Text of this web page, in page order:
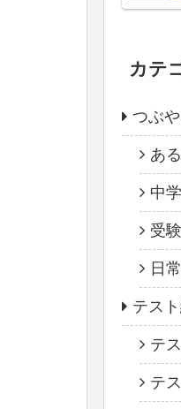
カテ
つぶや
あ
中
受
日
テス
テ
テ